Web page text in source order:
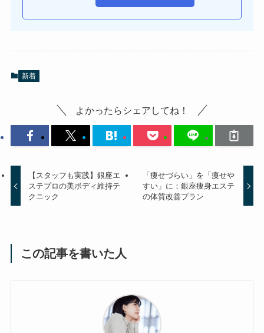
新着
よかったらシェアしてね！
【スタッフも実践】銀座エ
ステプロの美ボディ維持テ
クニック
「痩せづらい」を「痩せや
すい」に：銀座痩身エステ
の体質改善プラン
この記事を書いた人